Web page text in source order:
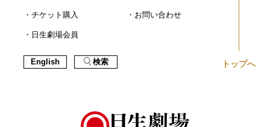
チケット購入
日生劇場会員
お問い合わせ
English 検索 トップへ